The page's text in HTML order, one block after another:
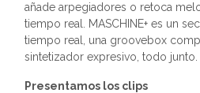
añade arpegiadores o retoca
tiempo real. MASCHINE+ es un
tiempo real, una groovebox
sintetizador expresivo, todo junto.
Presentamos los clips